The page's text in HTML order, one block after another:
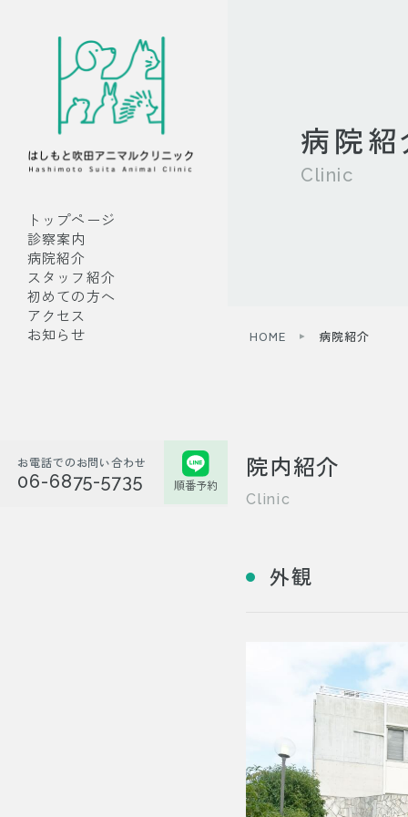
トップページ
診察案内
病院紹介
スタッフ紹介
初めての方へ
アクセス
お知らせ
お電話でのお問い合わせ
06-6875-5735 順番予約
病院
Clinic
HOME 病院紹介
院内紹介
Clinic
外観